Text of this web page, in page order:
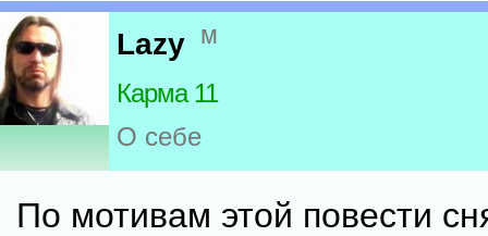
Lazy м
Карма 11
О себе
По мотивам этой повести